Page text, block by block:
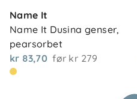
Name It
Name It Dusina genser,
pearsorbet
kr 83,70 før kr 279
Våre butikker
Vårt samfunnsansvar
Jobbe i Barnas Hus
Frakt og levering
Retur og reklamasjon